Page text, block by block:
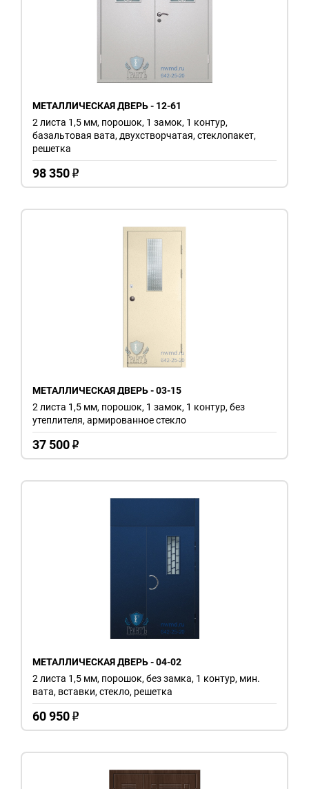
МЕТАЛЛИЧЕСКАЯ ДВЕРЬ - 12-61
98 350 o
2 листа 1,5 мм, порошок, 1 замок, 1 контур,
базальтовая вата, двухстворчатая, стеклопакет,
решетка
МЕТАЛЛИЧЕСКАЯ ДВЕРЬ - 03-15
37 500 o
2 листа 1,5 мм, порошок, 1 замок, 1 контур, без
утеплителя, армированное стекло
МЕТАЛЛИЧЕСКАЯ ДВЕРЬ - 04-02
60 950 o
2 листа 1,5 мм, порошок, без замка, 1 контур, мин.
вата, вставки, стекло, решетка